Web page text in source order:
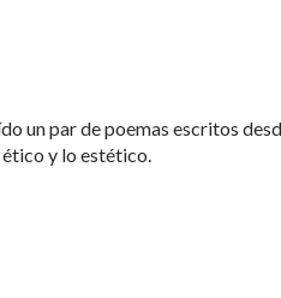
un par de poemas escritos
y lo estético.